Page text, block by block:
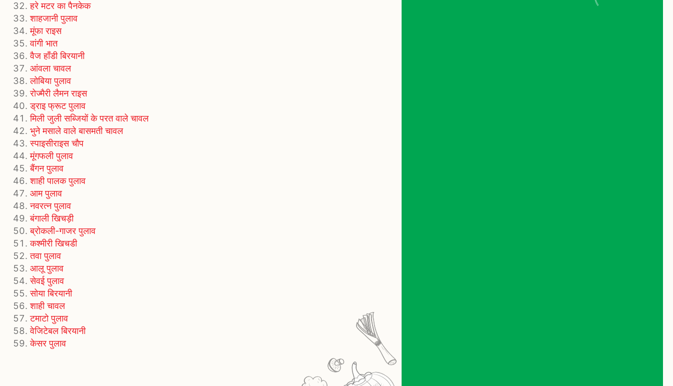
हरे मटर का पैनकेक
शाहजानी पुलाव
मूंफा राइस
वांगी भात
वैज हाँडी बिरयानी
आंवला चावल
लोबिया पुलाव
रोज्मैरी लैमन राइस
ड्राइ फ्रूट पुलाव
मिली जुली सब्जियों के परत वाले चावल
भुने मसाले वाले बासमती चावल
स्पाइसीराइस चौप
मूंगफली पुलाव
बैंगन पुलाव
शाही पालक पुलाव
आम पुलाव
नवरत्न पुलाव
बंगाली खिचड़ी
ब्रोकली-गाजर पुलाव
कश्मीरी खिचडी
तवा पुलाव
आलू पुलाव
सेवई पुलाव
सोया बिरयानी
शाही चावल
टमाटो पुलाव
वेजिटेबल बिरयानी
केसर पुलाव